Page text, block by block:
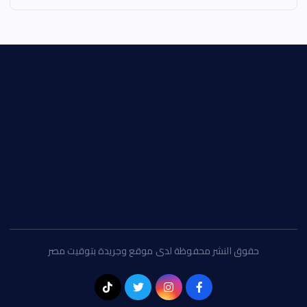
حقوق النشر محفوظة لدى موقع وجريدة بتوقيت مصر